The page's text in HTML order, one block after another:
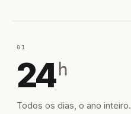
01
24 h
Todos os dias, o ano inteiro.